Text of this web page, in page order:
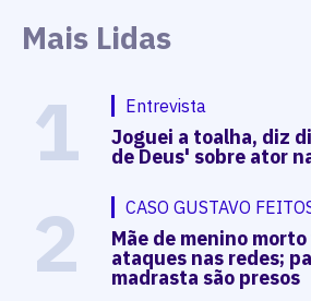
Mais Lidas
1 Entrevista
Joguei a toalha, diz
de Deus' sobre ator
2 CASO GUSTAVO
Mãe de menino
ataques nas redes;
madrasta são presos